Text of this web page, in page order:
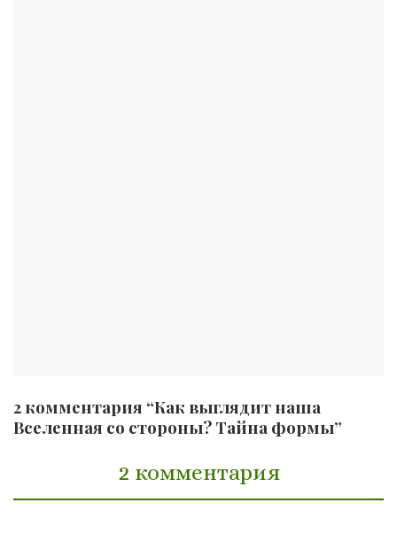
2 комментария “Как выглядит наша
Вселенная со стороны? Тайна формы”
2 комментария